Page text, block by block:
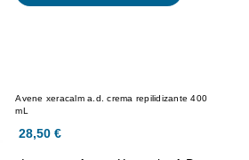
Avene xeracalm a.d. crema repilidizante 400
mL
28,50 €